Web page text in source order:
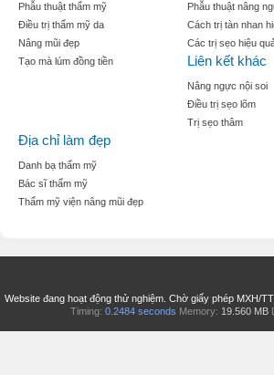
Phẫu thuật thẩm mỹ
Điều trị thẩm mỹ da
Nâng mũi đẹp
Tạo mà lúm đồng tiền
Phẫu thuật nâng
Cách trị tàn nhan
Các trị sẹo hiệu
Liên kết khác
Nâng ngực nội soi
Điều trị sẹo lõm
Trị sẹo thâm
Địa chỉ làm đẹp
Danh bạ thẩm mỹ
Bác sĩ thẩm mỹ
Thẩm mỹ viện nâng mũi đẹp
Website đang hoạt động thử nghiệm. Chờ giấy phép MXH/
Timing: 0.2484 seconds Memory: 19.560 MB